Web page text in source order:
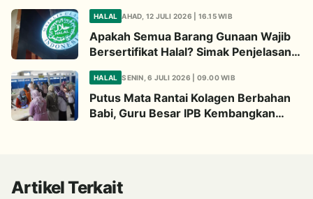
Begini Penjelasannya
HALAL AHAD, 12 JULI 2026 | 16.15 WIB
Apakah Semua Barang Gunaan Wajib
Bersertifikat Halal? Simak Penjelasan
Ini
HALAL SENIN, 6 JULI 2026 | 09.00 WIB
Putus Mata Rantai Kolagen Berbahan
Babi, Guru Besar IPB Kembangkan
Artikel Terkait